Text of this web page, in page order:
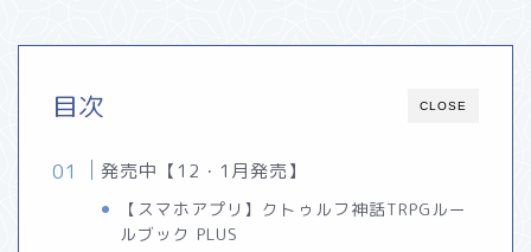
CLOSE
目次
発売中【12・1月発売】
【スマホアプリ】クトゥルフ神話TRPGルー
ルブック PLUS